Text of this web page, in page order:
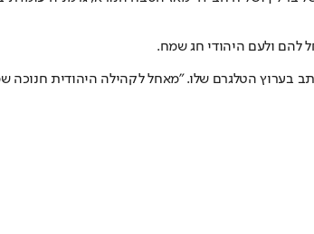
להם ולעם היהודי חג שמח.
בערוץ הטלגרם שלו. "מאחל לקהילה היהודית חנוכה